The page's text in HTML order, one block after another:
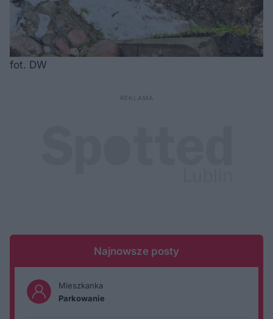
fot. DW
Najnowsze posty
Mieszkanka
Parkowanie